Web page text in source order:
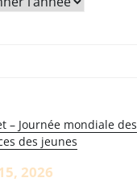
– Journée mondiale des
des jeunes
2026